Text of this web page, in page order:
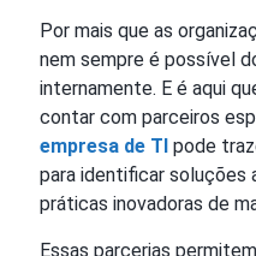
Por mais que as
nem sempre é possível
internamente. E é aqui
contar com parceiros
empresa de TI pode
para identificar soluções
práticas inovadoras de
Essas parcerias